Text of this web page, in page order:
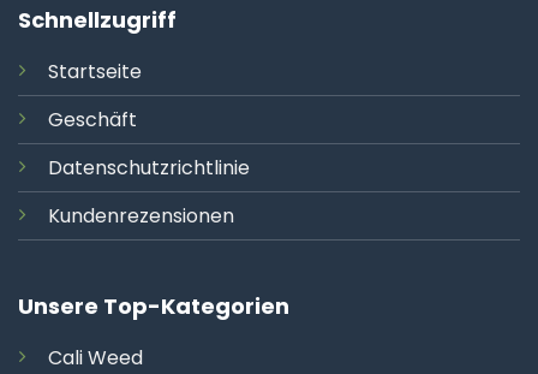
Schnellzugriff
Startseite
Geschäft
Datenschutzrichtlinie
Kundenrezensionen
Unsere Top-Kategorien
CaliWeed